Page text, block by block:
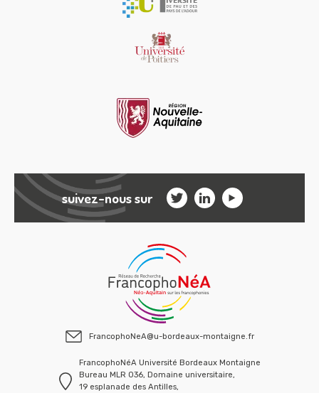
suivez-nous sur
FrancophoNeA@u-bordeaux-montaigne.fr
FrancophoNéA Université Bordeaux Montaigne
Bureau MLR 036, Domaine universitaire,
19 esplanade des Antilles,